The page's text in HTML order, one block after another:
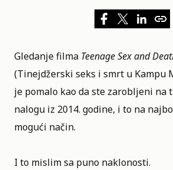
Gledanjefilma Teenage Sex and
(Tinejdžerski seks i smrt u Kampu
je pomalo kao da ste zarobljeni na
nalogu iz 2014. godine, i to na
mogući način.
I to mislim sa puno naklonosti.